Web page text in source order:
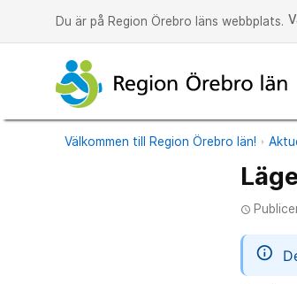
Du är på Region Örebro läns webbplats.
Välkommen till Region Örebro län!
access_time